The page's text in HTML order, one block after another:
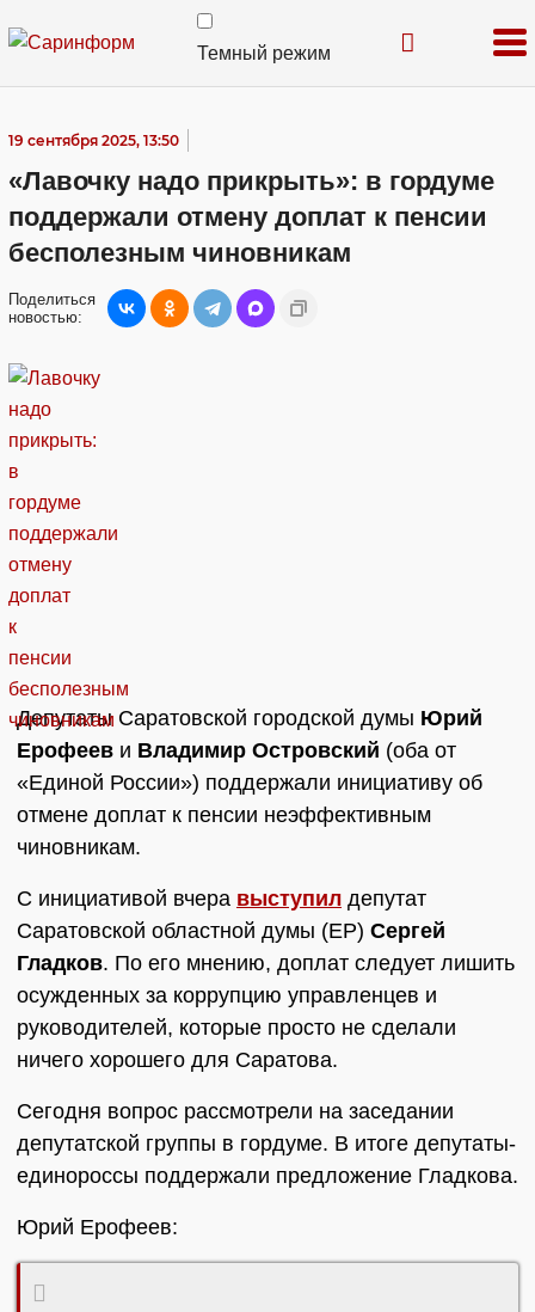
Темный режим
19 сентября 2025, 13:50
«Лавочку надо прикрыть»: в гордуме
поддержали отмену доплат к пенсии
бесполезным чиновникам
Поделиться
новостью:
Депутаты Саратовской городской думы Юрий
Ерофеев и Владимир Островский (оба от
«Единой России») поддержали инициативу об
отмене доплат к пенсии неэффективным
чиновникам.
С инициативой вчера выступил депутат
Саратовской областной думы (ЕР) Сергей
Гладков. По его мнению, доплат следует лишить
осужденных за коррупцию управленцев и
руководителей, которые просто не сделали
ничего хорошего для Саратова.
Сегодня вопрос рассмотрели на заседании
депутатской группы в гордуме. В итоге депутаты-
единороссы поддержали предложение Гладкова.
Юрий Ерофеев: